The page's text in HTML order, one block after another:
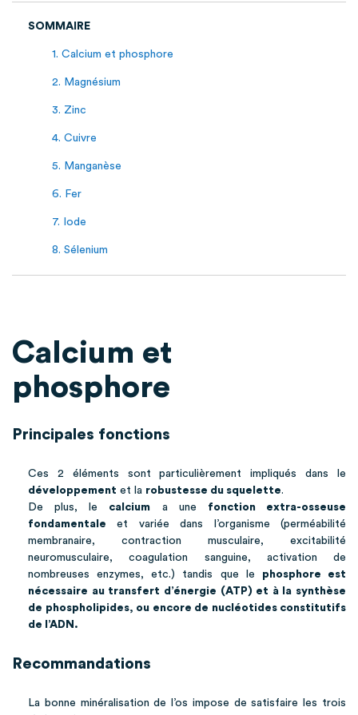
SOMMAIRE
1. Calcium et phosphore
2. Magnésium
3. Zinc
4. Cuivre
5. Manganèse
6. Fer
7. Iode
8. Sélenium
Calcium et
phosphore
Principales fonctions
Ces 2 éléments sont particulièrement impliqués dans le
développement et la robustesse du squelette.
De plus, le calcium a une fonction extra-osseuse
fondamentale et variée dans l’organisme (perméabilité
membranaire, contraction musculaire, excitabilité
neuromusculaire, coagulation sanguine, activation de
nombreuses enzymes, etc.) tandis que le phosphore est
nécessaire au transfert d’énergie (ATP) et à la synthèse
de phospholipides, ou encore de nucléotides constitutifs
de l’ADN.
Recommandations
La bonne minéralisation de l’os impose de satisfaire les trois